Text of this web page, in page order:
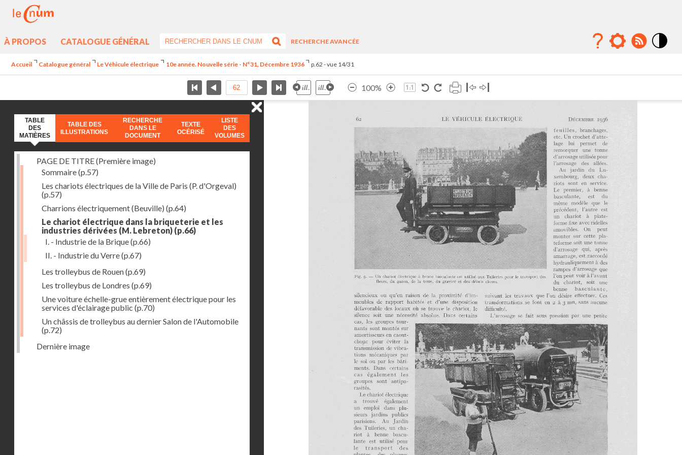
À PROPOS CATALOGUE GÉNÉRAL
RECHERCHE AVANCÉE
Accueil Catalogue général Le Véhicule électrique 10e année. Nouvelle série - N°31, Décembre 1936 p.62 - vue 14/31
100%
TABLE
DES
MATIÈRES
TABLE DES
ILLUSTRATIONS
RECHERCHE
DANS LE
DOCUMENT
TEXTE
OCÉRISÉ
LISTE
DES
VOLUMES
PAGE DE TITRE (Première image)
Sommaire(p.57)
Les chariots électriques de la Ville de Paris (P. d'Orgeval)
(p.57)
Charrions électriquement (Beuville) (p.64)
Le chariot électrique dans la briqueterie et les
industries dérivées (M. Lebreton) (p.66)
I. - Industrie de la Brique(p.66)
II. - Industrie du Verre(p.67)
Les trolleybus de Rouen(p.69)
Les trolleybus de Londres (p.69)
Une voiture échelle-grue entièrement électrique pour les
services d'éclairage public (p.70)
Un châssis de trolleybus au dernier Salon de l'Automobile
(p.72)
Dernière image